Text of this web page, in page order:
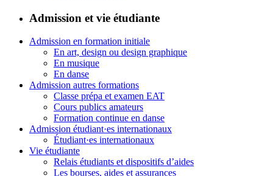
Admission et vie étudiante
Admission en formation initiale
En art, design ou design graphique
En musique
En danse
Admission autres formations
Classe prépa et examen EAT
Cours publics amateurs
Formation continue en danse
Admission étudiant·es internationaux
Étudiant·es internationaux
Vie étudiante
Relais étudiants et dispositifs d’aides
Les bourses, aides et assurances